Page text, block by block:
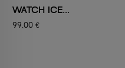
WATCH ICE...
99,00 €